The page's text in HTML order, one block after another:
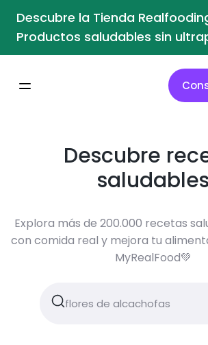
Descubre la Tienda
Productos saludables sin
Descubre
saludables
Explora más de 200.000 recetas
con comida real y mejora tu
MyRealFood💚